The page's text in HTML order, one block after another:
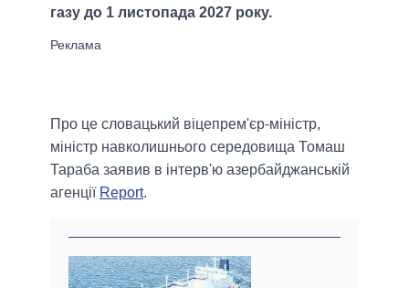
газу до 1 листопада 2027 року.
Про це словацький віцепрем'єр-міністр,
міністр навколишнього середовища Томаш
Тараба заявив в інтерв'ю азербайджанській
агенції Report.